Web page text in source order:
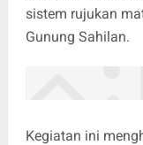
sistem rujukan
Gunung Sahilan.
Kegiatan ini